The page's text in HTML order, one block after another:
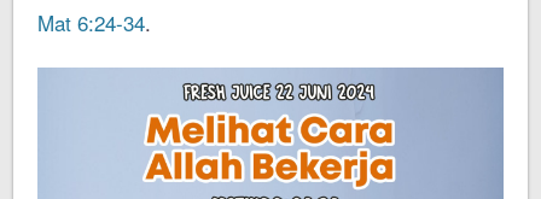
Mat 6:24-34.